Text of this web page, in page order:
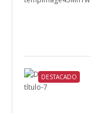
DESTACADO